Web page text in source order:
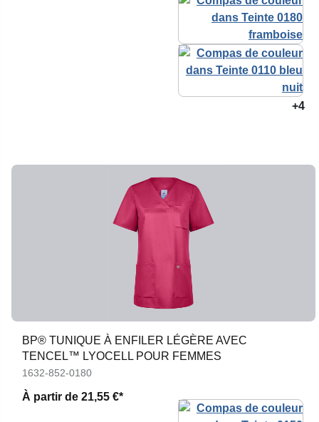
+4
BP® TUNIQUE À ENFILER LÉGÈRE AVEC
TENCEL™ LYOCELL POUR FEMMES
1632-852-0180
À partir de 21,55 €*